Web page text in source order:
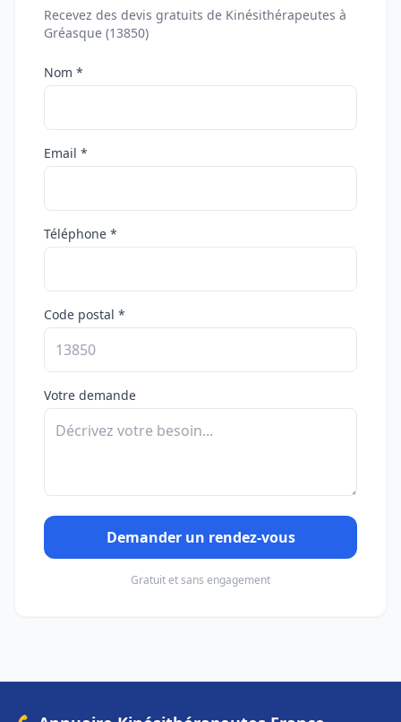
Recevez des devis gratuits de Kinésithérapeutes à
Gréasque (13850)
Nom *
Email *
Téléphone *
Code postal *
Votre demande
Demander un rendez-vous
Gratuit et sans engagement